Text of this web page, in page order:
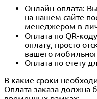
Онлайн-оплата:
на нашем сайте
менеджером в
Оплата по QR-
оплату, просто
вашего
Оплата по счету
В какие сроки
Оплата заказа должна